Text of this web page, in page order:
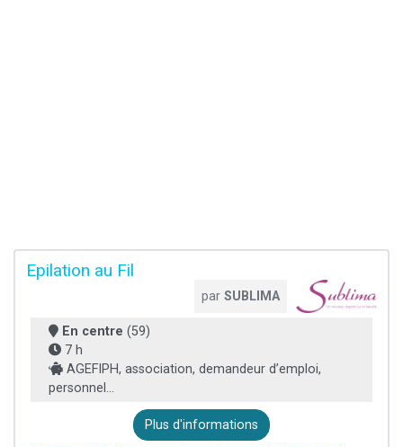
Epilation au Fil
par SUBLIMA
En centre (59)
7 h
AGEFIPH, association, demandeur d’emploi,
personnel...
Plus d'informations